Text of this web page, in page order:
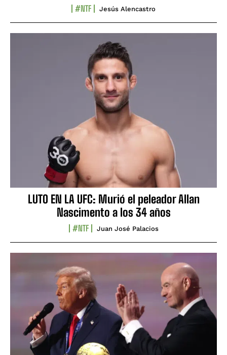
#NTF Jesús Alencastro
LUTO EN LA UFC: Murió el peleador Allan
Nascimento a los 34 años
#NTF Juan José Palacios